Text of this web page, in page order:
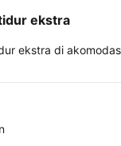
ekstra
ekstra di